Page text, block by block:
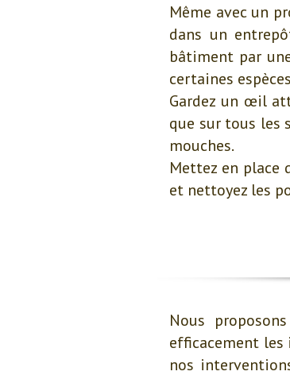
Même avec un
dans un
bâtiment par
certaines
Gardez un œil
que sur tous les
mouches.
Mettez en place
et nettoyez les
Nous
efficacement les
nos